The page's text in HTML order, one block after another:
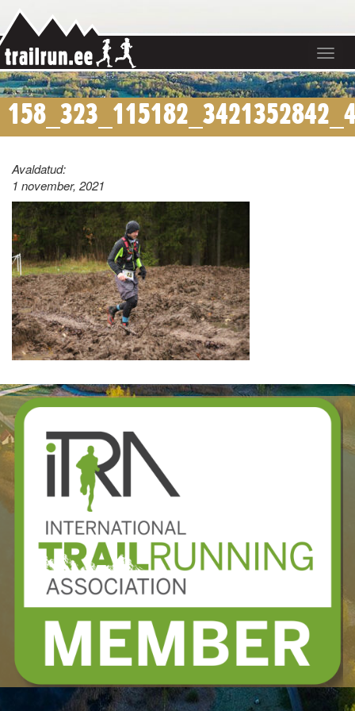
Toggle
Avaldatud:
1 november, 2021